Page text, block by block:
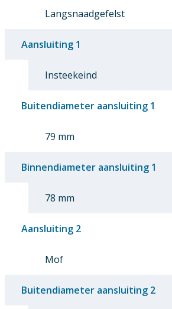
Langsnaadgefelst
Aansluiting 1
Insteekeind
Buitendiameter aansluiting 1
79 mm
Binnendiameter aansluiting 1
78 mm
Aansluiting 2
Mof
Buitendiameter aansluiting 2